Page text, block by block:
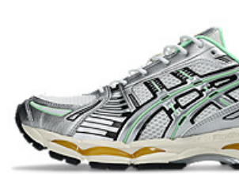
provide comfort and traction without
Rearfoot and forefoot GEL™
Shock-attenuating material placed in the
shoe for cushioning and shock
The sockliner is produced with the
process that reduces water usage by
33% and carbon emissions by
compared to the conventional dyeing